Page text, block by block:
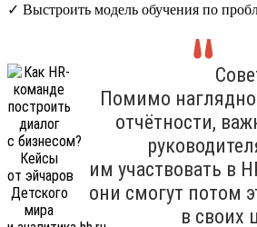
✓ Выстроить модель обучения по
Помимо
отчётности,
им участвовать в
они смогут потом
в своих